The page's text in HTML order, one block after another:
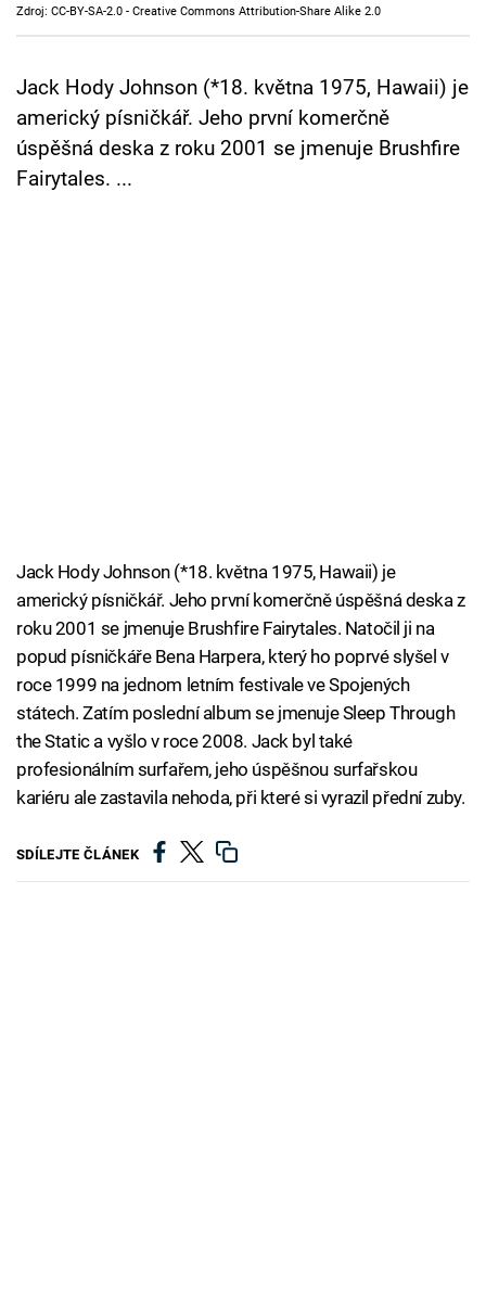
Cool Esport
Pořady
TV Program
Sledujte prima+
Zdroj: CC-BY-SA-2.0 - Creative Commons Attribution-Share Alike 2.0
Jack Hody Johnson (*18. května 1975, Hawaii) je
americký písničkář. Jeho první komerčně
úspěšná deska z roku 2001 se jmenuje Brushfire
Fairytales. ...
Jack Hody Johnson (*18. května 1975, Hawaii) je
americký písničkář. Jeho první komerčně úspěšná deska z
roku 2001 se jmenuje Brushfire Fairytales. Natočil ji na
popud písničkáře Bena Harpera, který ho poprvé slyšel v
roce 1999 na jednom letním festivale ve Spojených
státech. Zatím poslední album se jmenuje Sleep Through
the Static a vyšlo v roce 2008. Jack byl také
profesionálním surfařem, jeho úspěšnou surfařskou
kariéru ale zastavila nehoda, při které si vyrazil přední zuby.
SDÍLEJTE ČLÁNEK